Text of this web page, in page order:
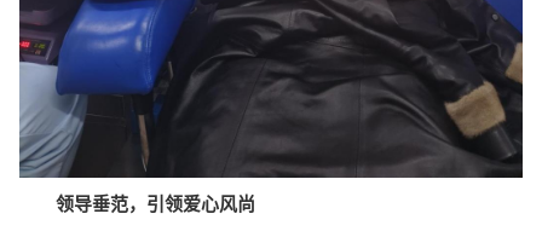
领导垂范，引领爱心风尚